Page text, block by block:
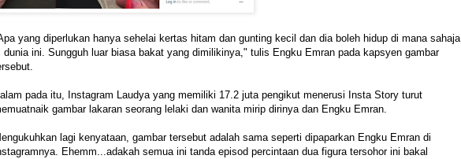
yang diperlukan hanya sehelai kertas hitam dan gunting kecil dan dia boleh hidup di mana sahaja
dunia ini. Sungguh luar biasa bakat yang dimilikinya," tulis Engku Emran pada kapsyen gambar
pada itu, Instagram Laudya yang memiliki 17.2 juta pengikut menerusi Insta Story turut
gambar lakaran seorang lelaki dan wanita mirip dirinya dan Engku Emran.
lagi kenyataan, gambar tersebut adalah sama seperti dipaparkan Engku Emran di
Ehemm...adakah semua ini tanda episod percintaan dua figura tersohor ini bakal